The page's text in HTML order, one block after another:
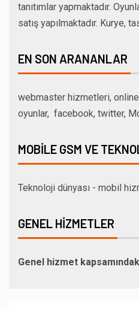
tanıtımlar yapmaktadır.
satış yapılmaktadır. Kurye,
EN SON ARANANLAR
webmaster hizmetleri,
oyunlar, facebook, twitter,
MOBILE GSM VE
Teknoloji dünyası - mobil
GENEL HIZMETLER
Genel hizmet